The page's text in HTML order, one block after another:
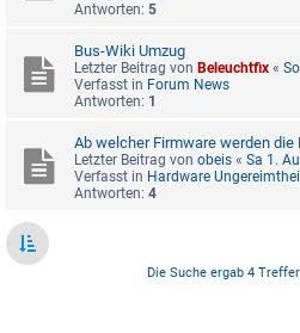
Antworten: 5
Bus-Wiki Umzug
Letzter Beitrag von Beleuchtfix «
Verfasst in Forum News
Antworten: 1
Ab welcher Firmware werden
Letzter Beitrag von obeis « Sa 1.
Verfasst in Hardware
Antworten: 4
Die Suche ergab 4